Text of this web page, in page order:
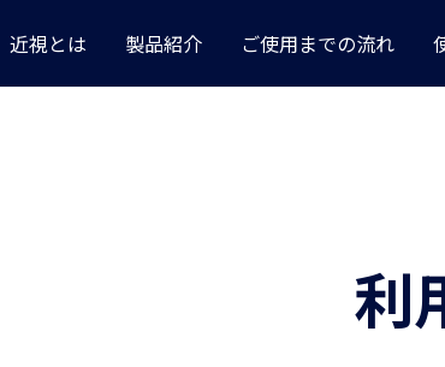
近視とは 製品紹介 ご使用までの流れ
利